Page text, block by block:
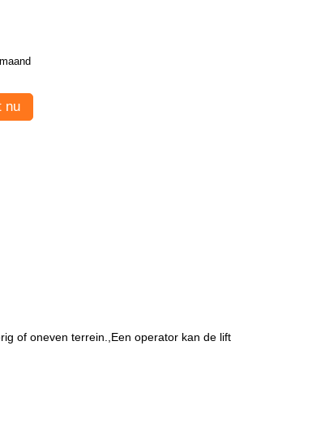
nu
of oneven terrein.,Een operator kan de lift